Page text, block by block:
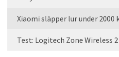
Xiaomi släpper lur under 2000
Test: Logitech Zone Wireless 2